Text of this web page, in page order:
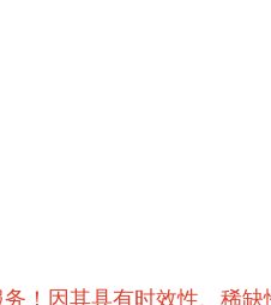
！因其具有时效性、稀